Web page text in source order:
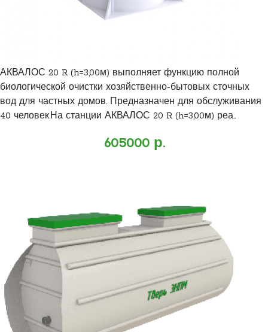
АКВАЛОС 20 R (h=3,00м) выполняет функцию полной
биологической очистки хозяйственно-бытовых сточных
вод для частных домов. Предназначен для обслуживания
40 человек.На станции АКВАЛОС 20 R (h=3,00м) реа..
605000 р.